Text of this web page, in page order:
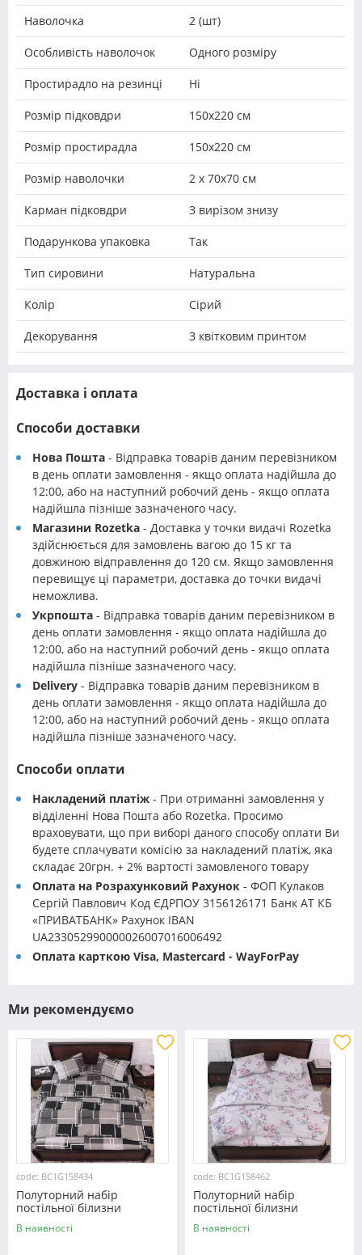
Наволочка 2 (шт)
Особливість наволочок Одного розміру
Простирадло на резинці Ні
Розмір підковдри 150х220 см
Розмір простирадла 150х220 см
Розмір наволочки 2 х 70х70 см
Карман підковдри З вирізом знизу
Подарункова упаковка Так
Тип сировини Натуральна
Колір Сірий
Декорування З квітковим принтом
Доставка і оплата
Способи доставки
Нова Пошта - Відправка товарів даним перевізником
в день оплати замовлення - якщо оплата надійшла до
12:00, або на наступний робочий день - якщо оплата
надійшла пізніше зазначеного часу.
Магазини Rozetka - Доставка у точки видачі Rozetka
здійснюється для замовлень вагою до 15 кг та
довжиною відправлення до 120 см. Якщо замовлення
перевищує ці параметри, доставка до точки видачі
неможлива.
Укрпошта - Відправка товарів даним перевізником в
день оплати замовлення - якщо оплата надійшла до
12:00, або на наступний робочий день - якщо оплата
надійшла пізніше зазначеного часу.
Delivery - Відправка товарів даним перевізником в
день оплати замовлення - якщо оплата надійшла до
12:00, або на наступний робочий день - якщо оплата
надійшла пізніше зазначеного часу.
Способи оплати
Накладений платіж - При отриманні замовлення у
відділенні Нова Пошта або Rozetka. Просимо
враховувати, що при виборі даного способу оплати Ви
будете сплачувати комісію за накладений платіж, яка
складає 20грн. + 2% вартості замовленого товару
Оплата на Розрахунковий Рахунок - ФОП Кулаков
Сергій Павлович Код ЄДРПОУ 3156126171 Банк АТ КБ
«ПРИВАТБАНК» Рахунок IBAN
UA233052990000026007016006492
Оплата карткою Visa, Mastercard - WayForPay
Ми рекомендуємо
code: BC1G158434
Полуторний набір
постільної білизни
150*220 із Бязі "Gold"
№158434 Черешенка™
В наявності
code: BC1G158462
Полуторний набір
постільної білизни
150*220 із Бязі "Gold"
№158462 Черешенька™
В наявності